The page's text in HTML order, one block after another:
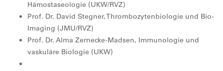
Hämostaseologie (UKW/RVZ)
Prof. Dr. David Stegner, Thrombozytenbiologie und Bio-
Imaging (JMU/RVZ)
Prof. Dr. Alma Zernecke-Madsen, Immunologie und
vaskuläre Biologie (UKW)